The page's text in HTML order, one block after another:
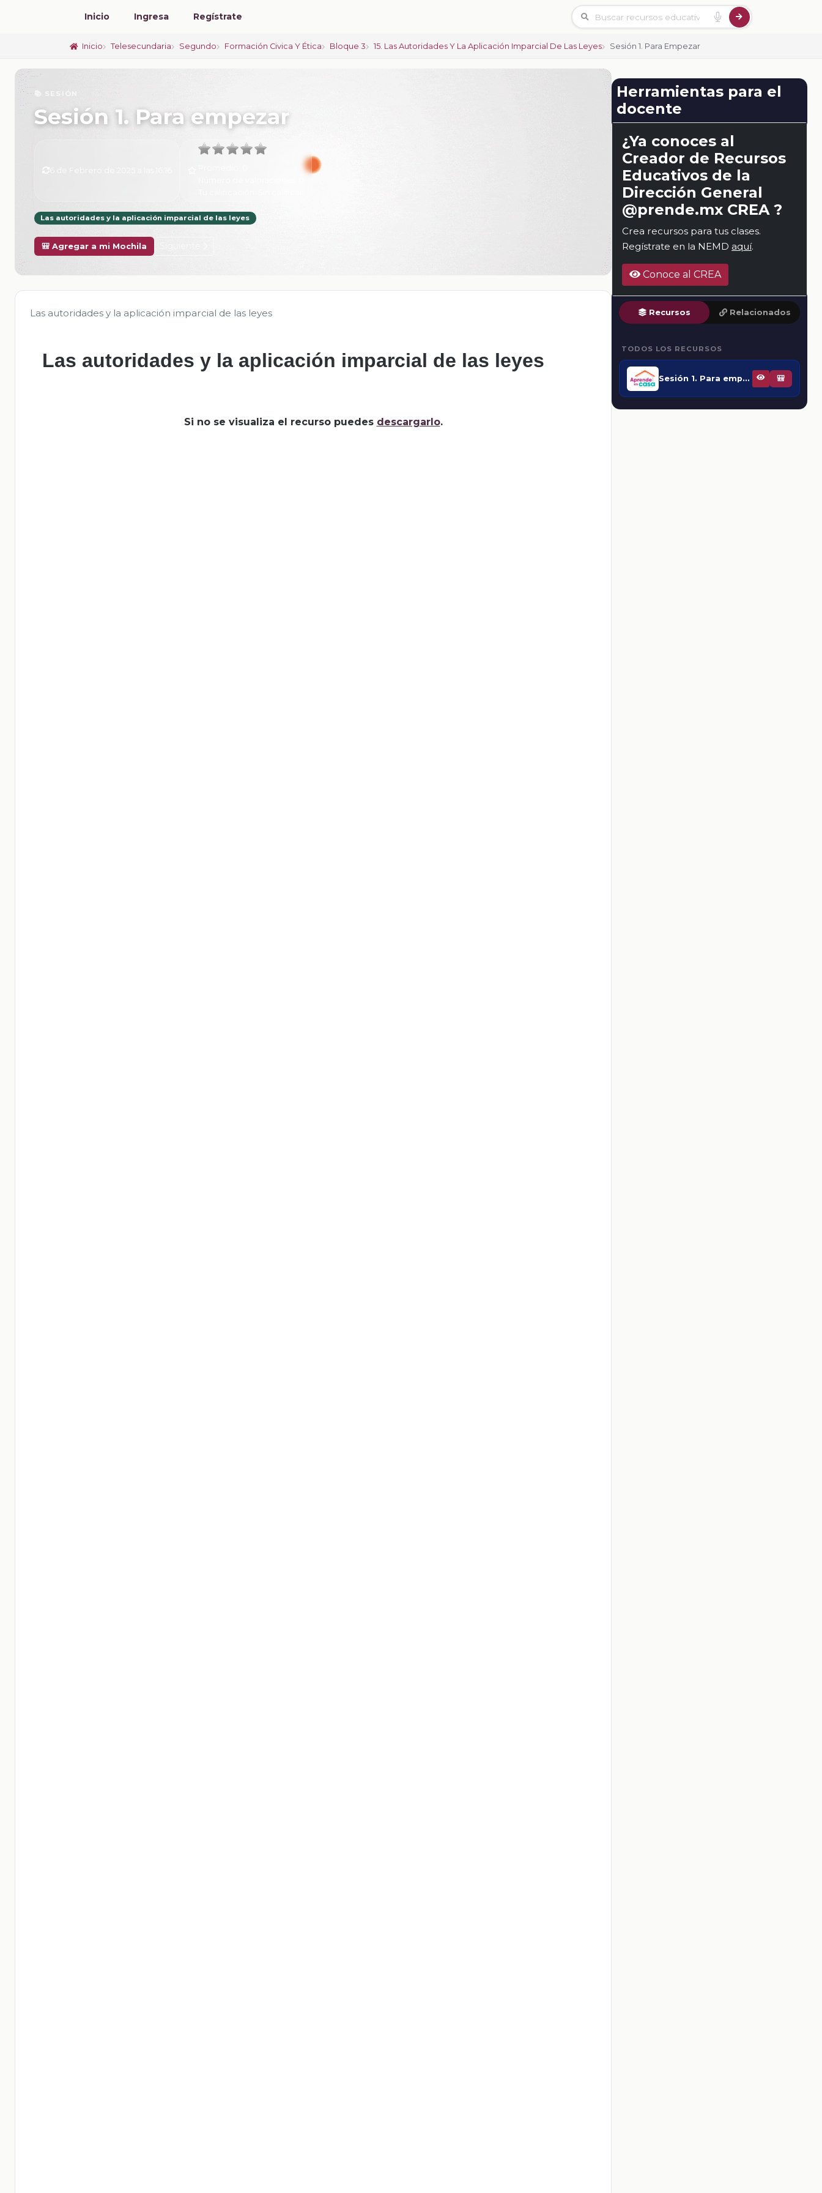
Inicio Ingresa Regístrate
Inicio Telesecundaria Segundo Formación Civica Y Ética Bloque 3 15. Las Autoridades Y La Aplicación Imparcial De Las Leyes Sesión 1. Para Empezar
📚 SESIÓN
Sesión 1. Para empezar
Las autoridades y la aplicación imparcial de las leyes
🎒 Agregar a mi Mochila
Las autoridades y la aplicación imparcial de las leyes
Las autoridades y la aplicación imparcial de las leyes
Si no se visualiza el recurso puedes descargarlo.
Herramientas para el
docente
¿Ya conoces al
Creador de Recursos
Educativos de la
Dirección General
@prende.mx CREA ?
Crea recursos para tus clases.
Regístrate en la NEMD aquí.
Conoce al CREA
Recursos Relacionados
TODOS LOS RECURSOS
Sesión 1. Para empezar 🎒